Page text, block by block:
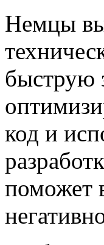
Немцы
быструю
код и
поможет